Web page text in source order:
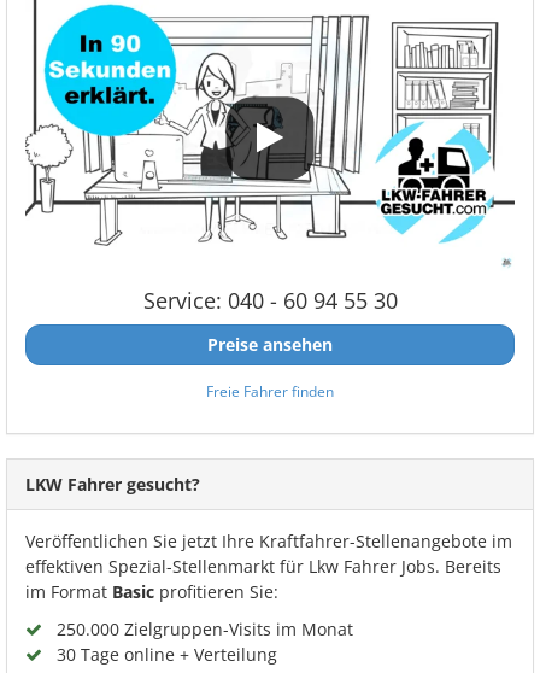
Service: 040 - 60 94 55 30
Preise ansehen
Freie Fahrer finden
LKW Fahrer gesucht?
Veröffentlichen Sie jetzt Ihre Kraftfahrer-Stellenangebote im
effektiven Spezial-Stellenmarkt für Lkw Fahrer Jobs. Bereits
im Format Basic profitieren Sie:
250.000 Zielgruppen-Visits im Monat
30 Tage online + Verteilung